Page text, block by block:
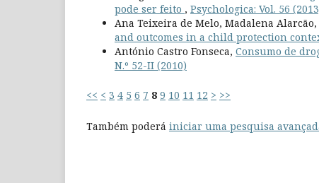
pode ser feito , Psychologica: Vol. 56
Ana Teixeira de Melo, Madalena Alarcão,
and outcomes in a child protection
António Castro Fonseca, Consumo de
N.º 52-II (2010)
<< < 3 4 5 6 7 8 9 10 11 12 > >>
Também poderá iniciar uma pesquisa